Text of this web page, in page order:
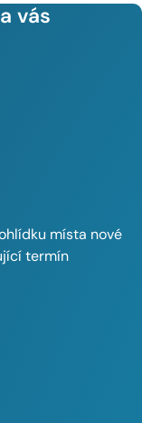
vás
místa nové
termín